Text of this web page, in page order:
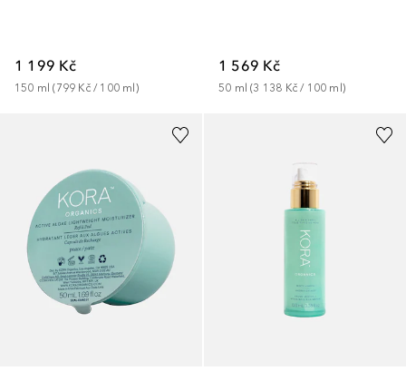
1 199 Kč
150 ml (799 Kč / 100 ml )
1 569 Kč
50 ml (3 138 Kč / 100 ml )